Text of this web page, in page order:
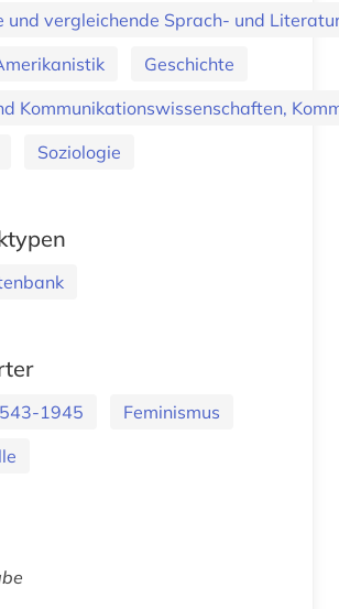
und vergleichende Sprach- und
Geschichte
Kommunikationswissenschaften,
Soziologie
1945
Feminismus